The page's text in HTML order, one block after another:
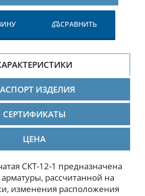
СРАВНИТЬ
ИЗДЕЛИЯ
СЕРТИФИКАТЫ
ЦЕНА
СКТ-12-1 предназначена
рассчитанной на
изменения расположения